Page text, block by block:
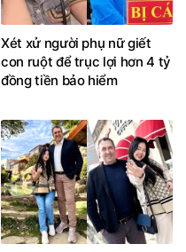
Xét xử người phụ nữ giết
con ruột để trục lợi hơn 4 tỷ
đồng tiền bảo hiểm